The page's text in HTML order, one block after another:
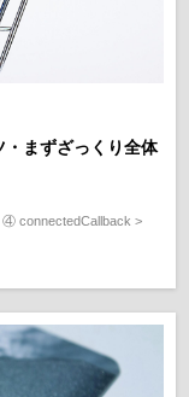
まずざっくり全体
connectedCallback >